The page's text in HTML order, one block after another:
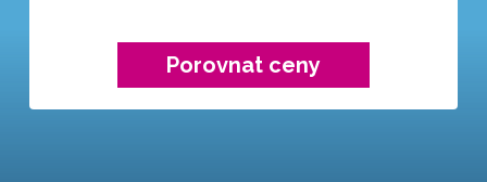
Porovnat ceny